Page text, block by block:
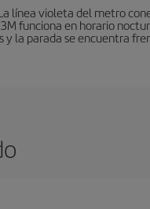
línea violeta del metro
funciona en horario
y la parada se encuentra